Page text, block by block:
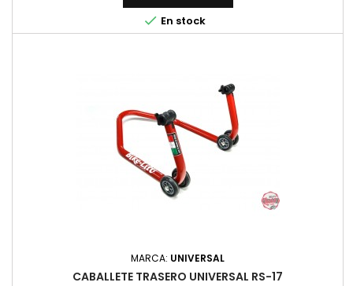
 En stock
MARCA: UNIVERSAL
CABALLETE TRASERO UNIVERSAL RS-17